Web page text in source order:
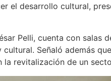
el desarrollo cultural,
Pelli, cuenta con salas
Señaló además
revitalización de un